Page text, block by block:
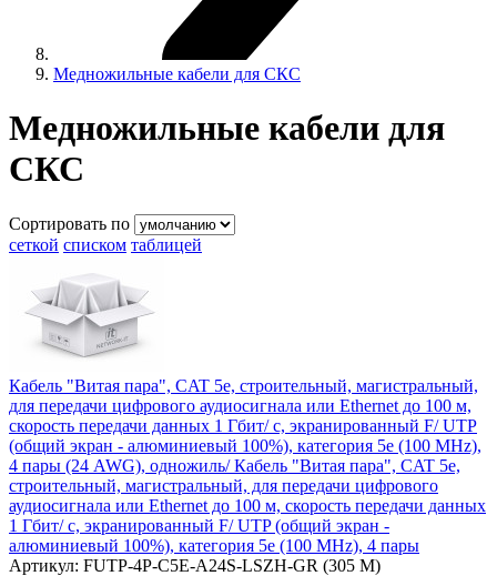
Медножильные кабели для СКС
Медножильные кабели для
СКС
Сортировать по
сеткой списком таблицей
Кабель "Витая пара", CAT 5e, строительный, магистральный,
для передачи цифрового аудиосигнала или Ethernet до 100 м,
скорость передачи данных 1 Гбит/ с, экранированный F/ UTP
(общий экран - алюминиевый 100%), категория 5e (100 MHz),
4 пары (24 AWG), одножиль/ Кабель "Витая пара", CAT 5e,
строительный, магистральный, для передачи цифрового
аудиосигнала или Ethernet до 100 м, скорость передачи данных
1 Гбит/ с, экранированный F/ UTP (общий экран -
алюминиевый 100%), категория 5e (100 MHz), 4 пары
Артикул: FUTP-4P-C5E-A24S-LSZH-GR (305 M)